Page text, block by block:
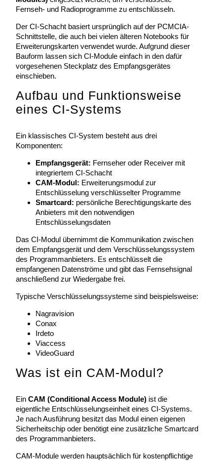
Fernseh- und Radioprogramme zu entschlüsseln.
Der CI-Schacht basiert ursprünglich auf der PCMCIA-
Schnittstelle, die auch bei vielen älteren Notebooks für
Erweiterungskarten verwendet wurde. Aufgrund dieser
Bauform lassen sich CI-Module einfach in den dafür
vorgesehenen Steckplatz des Empfangsgerätes
einschieben.
Aufbau und Funktionsweise
eines CI-Systems
Ein klassisches CI-System besteht aus drei
Komponenten:
Empfangsgerät: Fernseher oder Receiver mit
integriertem CI-Schacht
CAM-Modul: Erweiterungsmodul zur
Entschlüsselung verschlüsselter Programme
Smartcard: persönliche Berechtigungskarte des
Anbieters mit den notwendigen
Entschlüsselungsdaten
Das CI-Modul übernimmt die Kommunikation zwischen
dem Empfangsgerät und dem Verschlüsselungssystem
des Programmanbieters. Es entschlüsselt die
empfangenen Datenströme und gibt das Fernsehsignal
anschließend zur Wiedergabe frei.
Typische Verschlüsselungssysteme sind beispielsweise:
Nagravision
Conax
Irdeto
Viaccess
VideoGuard
Was ist ein CAM-Modul?
EinCAM (Conditional Access Module) ist die
eigentliche Entschlüsselungseinheit eines CI-Systems.
Je nach Ausführung besitzt das Modul einen eigenen
Sicherheitschip oder benötigt eine zusätzliche Smartcard
des Programmanbieters.
CAM-Module werden hauptsächlich für kostenpflichtige